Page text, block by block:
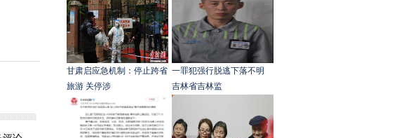
甘肃启应急机制：停止跨省
旅游 关停涉
一罪犯强行脱逃下落不明
吉林省吉林监